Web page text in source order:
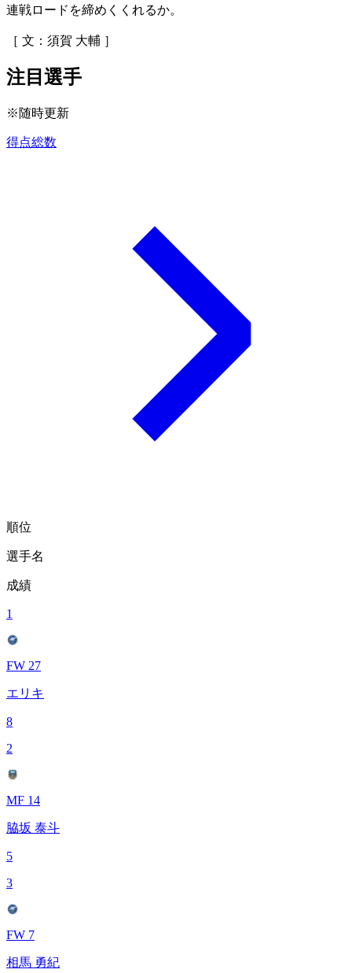
連戦ロードを締めくくれるか。
［ 文：須賀 大輔 ］
注目選手
※随時更新
得点総数
順位
選手名
成績
1
FW 27
エリキ
8
2
MF 14
脇坂 泰斗
5
3
FW 7
相馬 勇紀